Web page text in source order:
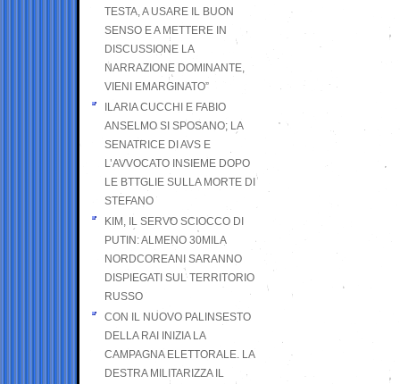
TESTA, A USARE IL BUON
SENSO E A METTERE IN
DISCUSSIONE LA
NARRAZIONE DOMINANTE,
VIENI EMARGINATO”
ILARIA CUCCHI E FABIO
ANSELMO SI SPOSANO; LA
SENATRICE DI AVS E
L’AVVOCATO INSIEME DOPO
LE BTTGLIE SULLA MORTE DI
STEFANO
KIM, IL SERVO SCIOCCO DI
PUTIN: ALMENO 30MILA
NORDCOREANI SARANNO
DISPIEGATI SUL TERRITORIO
RUSSO
CON IL NUOVO PALINSESTO
DELLA RAI INIZIA LA
CAMPAGNA ELETTORALE. LA
DESTRA MILITARIZZA IL